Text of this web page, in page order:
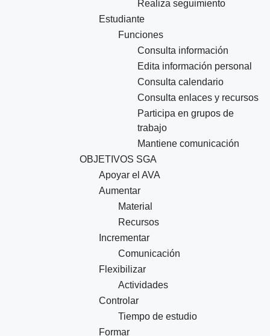
Realiza seguimiento
Estudiante
Funciones
Consulta información
Edita información personal
Consulta calendario
Consulta enlaces y recursos
Participa en grupos de
trabajo
Mantiene comunicación
OBJETIVOS SGA
Apoyar el AVA
Aumentar
Material
Recursos
Incrementar
Comunicación
Flexibilizar
Actividades
Controlar
Tiempo de estudio
Formar